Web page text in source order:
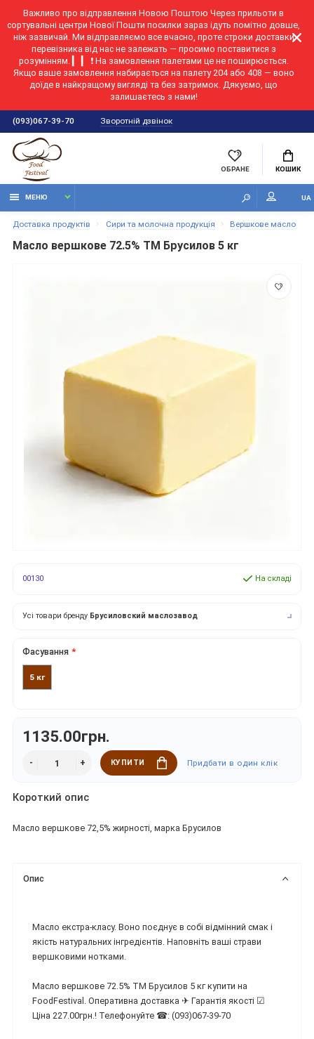
Важливо про відправлення Новою Поштою Через прильоти в
сортувальні центри Нової Пошти посилки зараз ідуть помітно довше,
ніж зазвичай. Ми відправляємо все вчасно, проте строки доставки
перевізника від нас не залежать — просимо поставитися з
розумінням. ▎ ▎ ❗ На замовлення палетами це не поширюється.
Якщо ваше замовлення набирається на палету 204 або 408 — воно
доїде в найкращому вигляді та без затримок. Дякуємо, що
залишаєтесь з нами!
(093)067-39-70 Зворотній дзвінок
ОБРАНЕ КОШИК
МЕНЮ UA
Доставка продуктів Сири та молочна продукція Вершкове масло
Масло вершкове 72.5% ТМ Брусилов 5 кг
00130 На складі
Усі товари бренду Брусиловский маслозавод
Фасування
5 кг
1135.00грн.
КУПИТИ Придбати в один клік
Короткий опис
Масло вершкове 72,5% жирності, марка Брусилов
Опис
Масло екстра-класу. Воно поєднує в собі відмінний смак і
якість натуральних інгредієнтів. Наповніть ваші страви
вершковими нотками.
Масло вершкове 72.5% ТМ Брусилов 5 кг купити на
FoodFestival. Оперативна доставка ✈ Гарантія якості ☑
Ціна 227.00грн.! Телефонуйте ☎: (093)067-39-70